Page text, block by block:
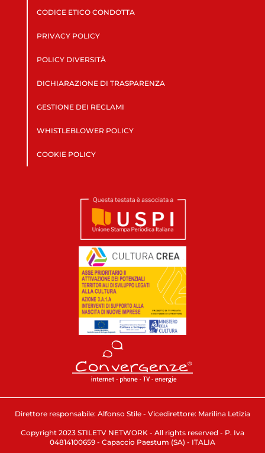
CODICE ETICO CONDOTTA
PRIVACY POLICY
POLICY DIVERSITÀ
DICHIARAZIONE DI TRASPARENZA
GESTIONE DEI RECLAMI
WHISTLEBLOWER POLICY
COOKIE POLICY
Direttore responsabile: Alfonso Stile - Vicedirettore: Marilina Letizia
Copyright 2023 STILETV NETWORK - All rights reserved - P. Iva
04814100659 - Capaccio Paestum (SA) - ITALIA